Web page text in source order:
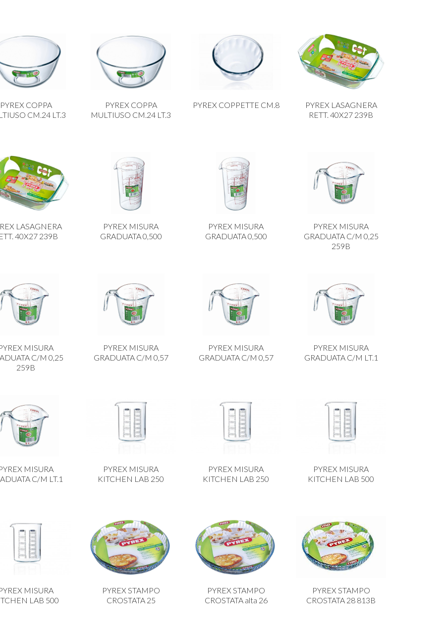
PYREX COPPA
CM.24 LT.3
PYREX COPPA
MULTIUSO CM.24 LT.3
PYREX COPPETTE CM.8
PYREX LASAGNERA
RETT. 40X27 239B
LASAGNERA
40X27 239B
PYREX MISURA
GRADUATA 0,500
PYREX MISURA
GRADUATA 0,500
PYREX MISURA
GRADUATA C/M 0,25
259B
MISURA
C/M 0,25
259B
PYREX MISURA
GRADUATA C/M 0,57
PYREX MISURA
GRADUATA C/M 0,57
PYREX MISURA
GRADUATA C/M LT.1
MISURA
C/M LT.1
PYREX MISURA
KITCHEN LAB 250
PYREX MISURA
KITCHEN LAB 250
PYREX MISURA
KITCHEN LAB 500
MISURA
LAB 500
PYREX STAMPO
CROSTATA 25
PYREX STAMPO
CROSTATA alta 26
PYREX STAMPO
CROSTATA 28 813B